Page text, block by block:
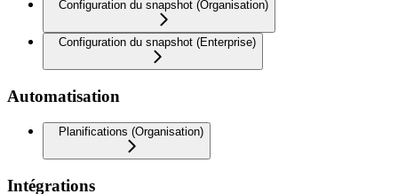
Configuration du snapshot (Organisation)
Configuration du snapshot (Enterprise)
Automatisation
Planifications (Organisation)
Intégrations